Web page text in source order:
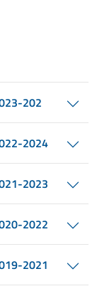
202
2024
2023
2022
2021